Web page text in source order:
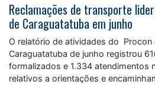
Reclamações de transporte
de Caraguatatuba em junho
O relatório de atividades do Procon
Caraguatatuba de junho registrou
formalizados e 1.334 atendimentos
relativos a orientações e